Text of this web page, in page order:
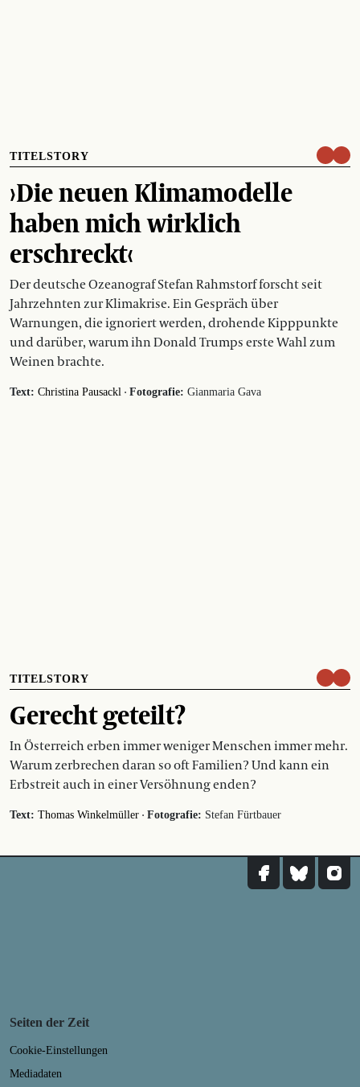
TITELSTORY
›Die neuen Klimamodelle
haben mich wirklich
erschreckt‹
Der deutsche Ozeanograf Stefan Rahmstorf forscht seit
Jahrzehnten zur Klimakrise. Ein Gespräch über
Warnungen, die ignoriert werden, drohende Kipppunkte
und darüber, warum ihn Donald Trumps erste Wahl zum
Weinen brachte.
Text: Christina Pausackl · Fotografie: Gianmaria Gava
TITELSTORY
Gerecht geteilt?
In Österreich erben immer weniger Menschen immer mehr.
Warum zerbrechen daran so oft Familien? Und kann ein
Erbstreit auch in einer Versöhnung enden?
Text: Thomas Winkelmüller · Fotografie: Stefan Fürtbauer
Seiten der Zeit
Cookie-Einstellungen
Mediadaten